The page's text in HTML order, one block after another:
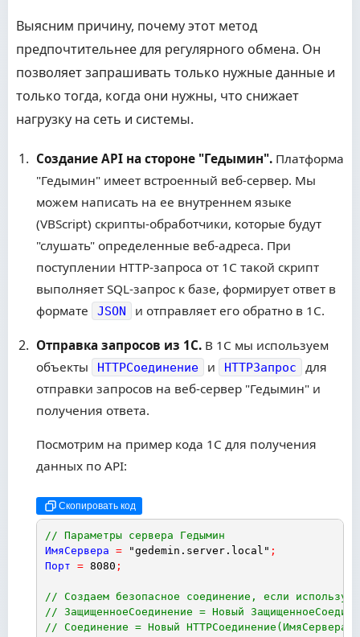
Выясним причину, почему этот метод
предпочтительнее для регулярного обмена. Он
позволяет запрашивать только нужные данные и
только тогда, когда они нужны, что снижает
нагрузку на сеть и системы.
Создание API на стороне "Гедымин". Платформа
"Гедымин" имеет встроенный веб-сервер. Мы
можем написать на ее внутреннем языке
(VBScript) скрипты-обработчики, которые будут
"слушать" определенные веб-адреса. При
поступлении HTTP-запроса от 1С такой скрипт
выполняет SQL-запрос к базе, формирует ответ в
формате
JSON и отправляет его обратно в 1С.
Отправка запросов из 1С. В 1С мы используем
объекты
HTTPСоединение и HTTPЗапрос
для
отправки запросов на веб-сервер "Гедымин" и
получения ответа.
Посмотрим на пример кода 1С для получения
данных по API:
Скопировать код
// Параметры сервера Гедымин
ИмяСервера = "gedemin.server.local" ;
Порт = 8080 ;
// Создаем безопасное соединение, если
// ЗащищенноеСоединение = Новый
// Соединение = Новый